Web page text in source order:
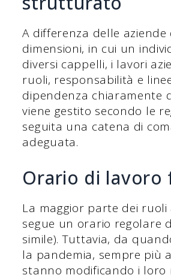
A differenza delle aziende
dimensioni, in cui un
diversi cappelli, i lavori
ruoli, responsabilità e
dipendenza chiaramente
viene gestito secondo le
seguita una catena di
adeguata.
Orario di lavoro
La maggior parte dei ruoli
segue un orario regolare
simile). Tuttavia, da
la pandemia, sempre più
stanno modificando i loro